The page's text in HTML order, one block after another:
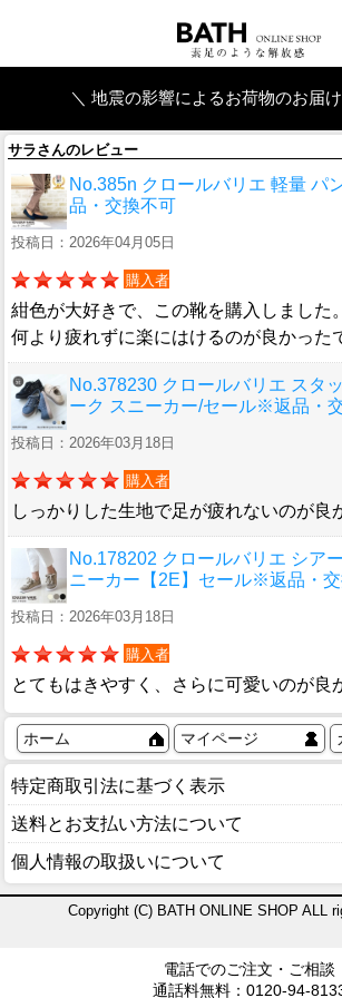
＼ 地震の影響によるお荷物のお届
サラさんのレビュー
No.385n クロールバリエ 軽量 パ
品・交換不可
投稿日：2026年04月05日
購入者
紺色が大好きで、この靴を購入しました
何より疲れずに楽にはけるのが良かった
No.378230 クロールバリエ スタ
ーク スニーカー/セール※返品・
投稿日：2026年03月18日
購入者
しっかりした生地で足が疲れないのが良
No.178202 クロールバリエ シア
ニーカー【2E】セール※返品・
投稿日：2026年03月18日
購入者
とてもはきやすく、さらに可愛いのが良
ホーム マイページ
特定商取引法に基づく表示
送料とお支払い方法について
個人情報の取扱いについて
Copyright (C) BATH ONLINE SHOP ALL
電話でのご注文・ご相談
通話料無料：0120-94-